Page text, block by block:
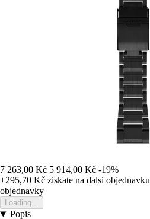
7 263,00 Kč 5 914,00 Kč -19%
+295,70 Kč ziskate na dalsi objednavku
objednavky
Loading...
Popis